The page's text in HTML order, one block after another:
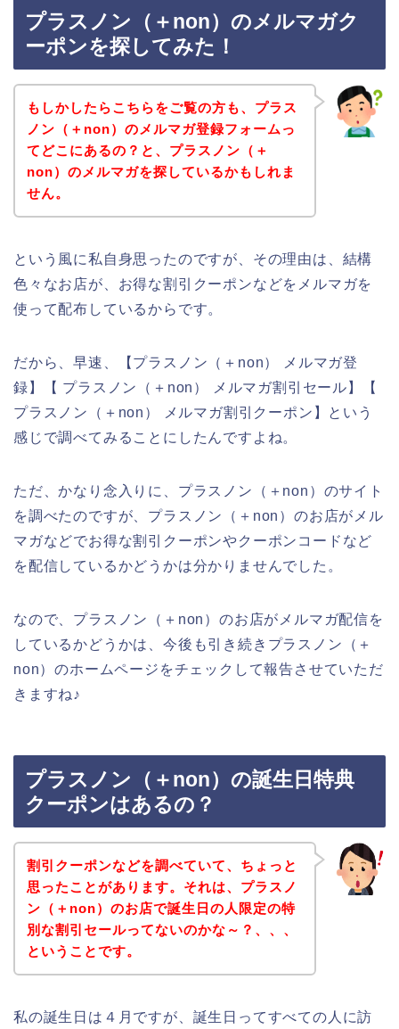
プラスノン（＋non）のメルマガク
ーポンを探してみた！
もしかしたらこちらをご覧の方も、プラス
ノン（＋non）のメルマガ登録フォームっ
てどこにあるの？と、プラスノン（＋
non）のメルマガを探しているかもしれま
せん。
という風に私自身思ったのですが、その理由は、結構
色々なお店が、お得な割引クーポンなどをメルマガを
使って配布しているからです。
だから、早速、【プラスノン（＋non） メルマガ登
録】【 プラスノン（＋non） メルマガ割引セール】【
プラスノン（＋non） メルマガ割引クーポン】という
感じで調べてみることにしたんですよね。
ただ、かなり念入りに、プラスノン（＋non）のサイト
を調べたのですが、プラスノン（＋non）のお店がメル
マガなどでお得な割引クーポンやクーポンコードなど
を配信しているかどうかは分かりませんでした。
なので、プラスノン（＋non）のお店がメルマガ配信を
しているかどうかは、今後も引き続きプラスノン（＋
non）のホームページをチェックして報告させていただ
きますね♪
プラスノン（＋non）の誕生日特典
クーポンはあるの？
割引クーポンなどを調べていて、ちょっと
思ったことがあります。それは、プラスノ
ン（＋non）のお店で誕生日の人限定の特
別な割引セールってないのかな～？、、、
ということです。
私の誕生日は４月ですが、誕生日ってすべての人に訪